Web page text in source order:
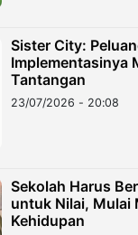
Sister City:
Implementasinya
Tantangan
23/07/2026 - 20:08
Sekolah Harus
untuk Nilai, Mulai
Kehidupan